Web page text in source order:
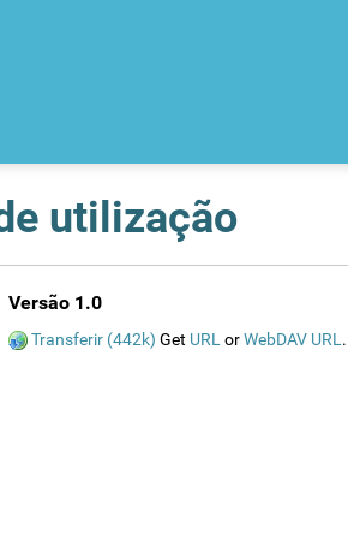
utilização
Versão 1.0
Transferir (442k) Get URL orWebDAV URL .